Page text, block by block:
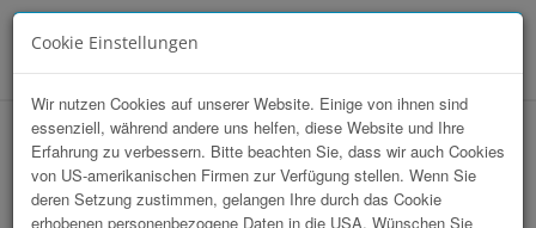
Array
hr-lounge Ost zu Gast bei Kuehne+Nagel
Austria
Cookie Einstellungen
Wir nutzen Cookies auf unserer Website. Einige von ihnen sind
essenziell, während andere uns helfen, diese Website und Ihre
Erfahrung zu verbessern. Bitte beachten Sie, dass wir auch Cookies
von US-amerikanischen Firmen zur Verfügung stellen. Wenn Sie
deren Setzung zustimmen, gelangen Ihre durch das Cookie
erhobenen personenbezogene Daten in die USA. Wünschen Sie